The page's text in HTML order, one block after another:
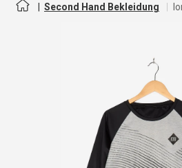
Second Hand Bekleidung